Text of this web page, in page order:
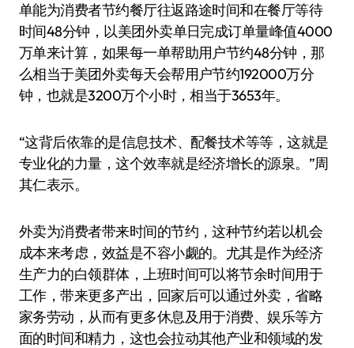
单能为消费者节约餐厅往返路途时间和在餐厅等待
时间48分钟，以美团外卖单日完成订单量峰值4000
万单来计算，如果每一单帮助用户节约48分钟，那
么相当于美团外卖每天会帮用户节约192000万分
钟，也就是3200万个小时，相当于3653年。
“这背后依靠的是信息技术、配餐技术等等，这就是
专业化的力量，这个效率就是经济增长的源泉。”周
其仁表示。
外卖为消费者带来时间的节约，这种节约若以机会
成本来考虑，效益是不容小觑的。尤其是作为经济
生产力的白领群体，上班时间可以将节余时间用于
工作，带来更多产出，回家后可以通过外卖，省略
家务劳动，从而有更多休息及用于消费、娱乐等方
面的时间和精力，这也会拉动其他产业和领域的发